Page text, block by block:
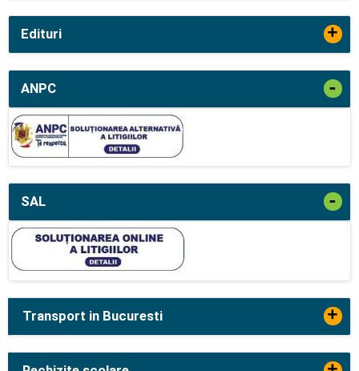
Edituri +
ANPC -
SAL -
Transport in Bucuresti +